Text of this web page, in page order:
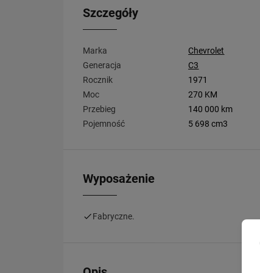
Szczegóły
Marka Chevrolet
Generacja
C3
Rocznik
1971
Moc
270 KM
Przebieg
140 000 km
Pojemność
5 698 cm3
Wyposażenie
Fabryczne.